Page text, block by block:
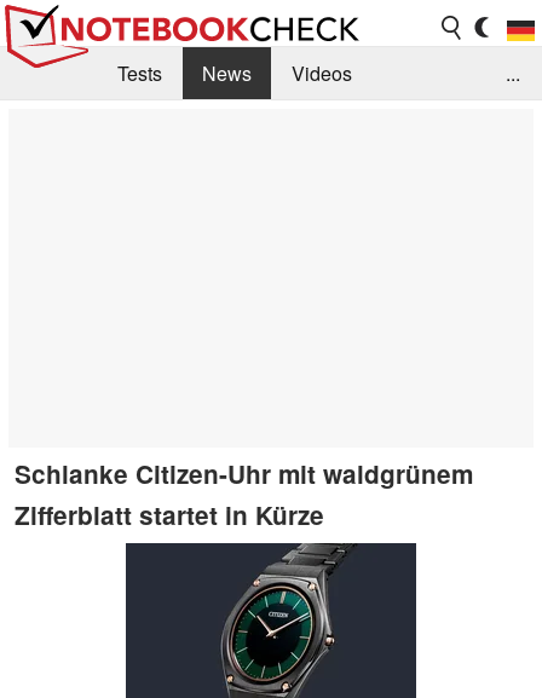
Tests News
Videos
...
Schlanke Citizen-Uhr mit waldgrünem
Zifferblatt startet in Kürze